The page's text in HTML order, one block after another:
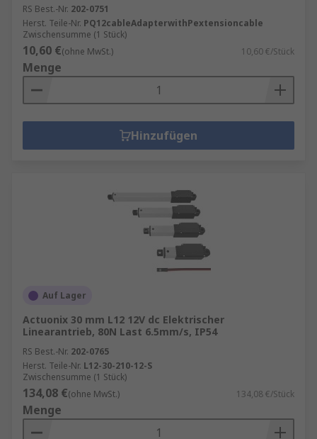
RS Best.-Nr. 202-0751
Herst. Teile-Nr. PQ12cableAdapterwithPextensioncable
Zwischensumme (1 Stück)
10,60 €(ohne MwSt.) 10,60 €/Stück
Menge
Hinzufügen
Auf Lager
Actuonix 30 mm L12 12V dc Elektrischer
Linearantrieb, 80N Last 6.5mm/s, IP54
RS Best.-Nr. 202-0765
Herst. Teile-Nr. L12-30-210-12-S
Zwischensumme (1 Stück)
134,08 €(ohne MwSt.) 134,08 €/Stück
Menge